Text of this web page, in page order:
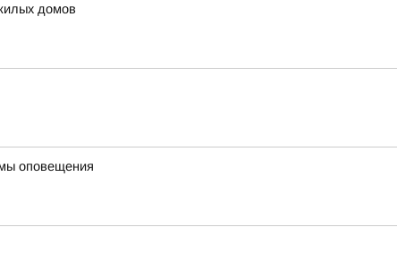
домов
оповещения